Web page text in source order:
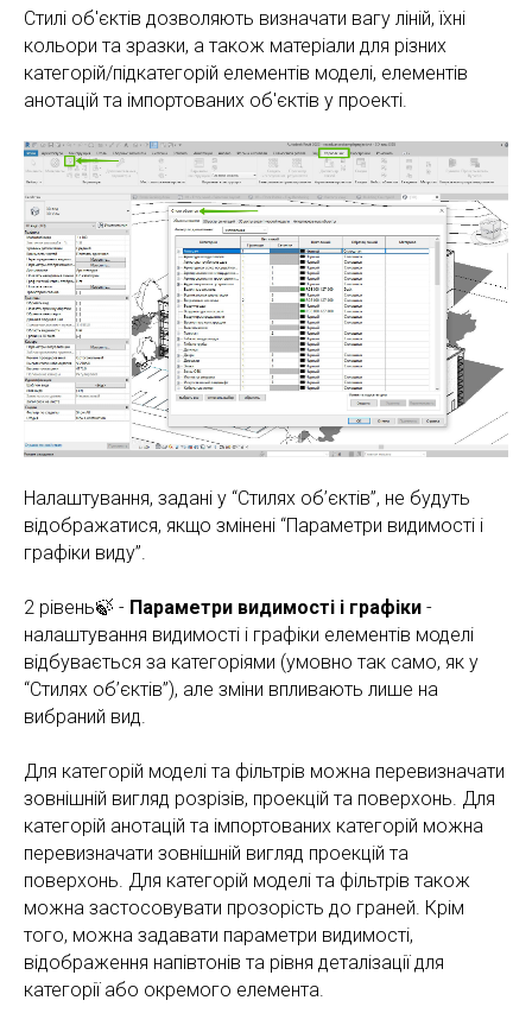
Стилі об'єктів дозволяють визначати вагу ліній, їхні
кольори та зразки, а також матеріали для різних
категорій/підкатегорій елементів моделі, елементів
анотацій та імпортованих об'єктів у проекті.
Налаштування, задані у “Стилях об’єктів”, не будуть
відображатися, якщо змінені “Параметри видимості і
графіки виду”.
2 рівень🍃 - Параметри видимості і графіки -
налаштування видимості і графіки елементів моделі
відбувається за категоріями (умовно так само, як у
“Стилях об’єктів”), але зміни впливають лише на
вибраний вид.
Для категорій моделі та фільтрів можна перевизначати
зовнішній вигляд розрізів, проекцій та поверхонь. Для
категорій анотацій та імпортованих категорій можна
перевизначати зовнішній вигляд проекцій та
поверхонь. Для категорій моделі та фільтрів також
можна застосовувати прозорість до граней. Крім
того, можна задавати параметри видимості,
відображення напівтонів та рівня деталізації для
категорії або окремого елемента.